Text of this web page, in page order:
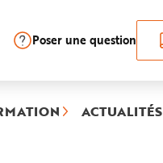
Poser une question
ACTUALITÉS